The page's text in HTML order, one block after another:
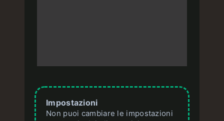
Impostazioni
Non puoi cambiare le impostazioni